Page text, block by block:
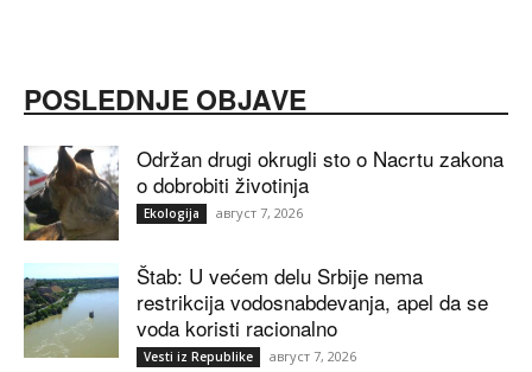
POSLEDNJE OBJAVE
Održan drugi okrugli sto o Nacrtu zakona
o dobrobiti životinja
Ekologija август 7, 2026
Štab: U većem delu Srbije nema
restrikcija vodosnabdevanja, apel da se
voda koristi racionalno
Vesti iz Republike август 7, 2026